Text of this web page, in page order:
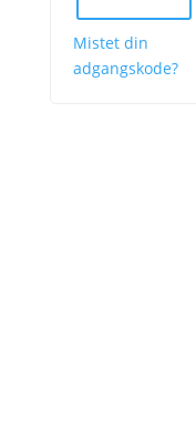
Mistet din
adgangskode?